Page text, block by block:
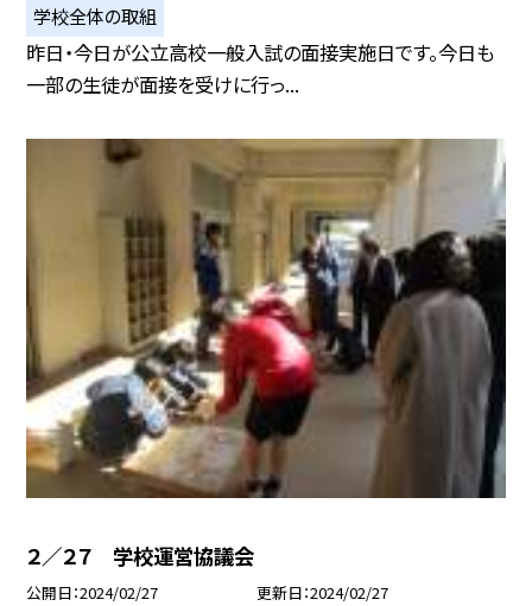
学校全体の取組
昨日・今日が公立高校一般入試の面接実施日です。今日も
一部の生徒が面接を受けに行っ...
２／２７ 学校運営協議会
公開日 2024/02/27 更新日 2024/02/27